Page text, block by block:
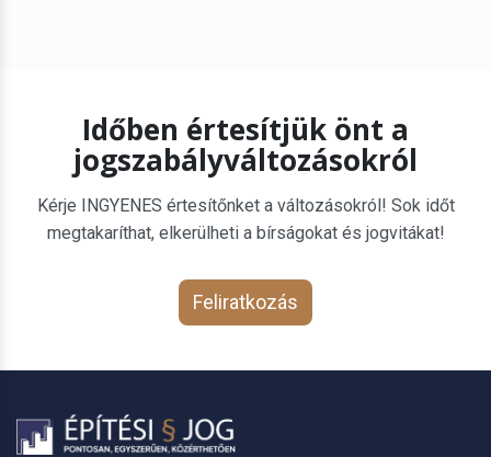
Időben értesítjük önt a
jogszabályváltozásokról
Kérje INGYENES értesítőnket a változásokról! Sok időt
megtakaríthat, elkerülheti a bírságokat és jogvitákat!
Feliratkozás